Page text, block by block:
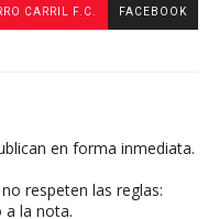
CARRIL F.C. FACEBOOK
en forma inmediata.
respeten las reglas:
a la nota.